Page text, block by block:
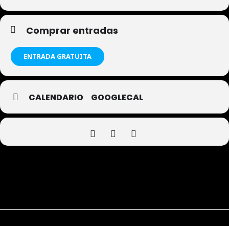
Comprar entradas
ENTRADA GRATUITA
CALENDARIO GOOGLECAL